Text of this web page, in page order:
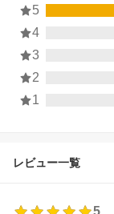
5
4
3
2
1
レビュー一覧
5